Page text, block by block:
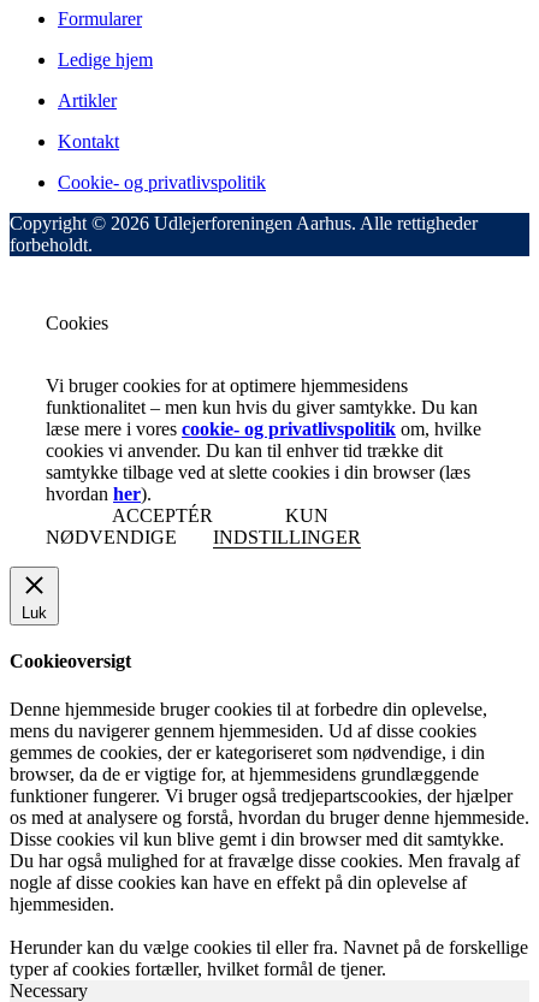
Formularer
Ledige hjem
Artikler
Kontakt
Cookie- og privatlivspolitik
Copyright © 2026 Udlejerforeningen Aarhus. Alle rettigheder
forbeholdt.
Cookies
Vi bruger cookies for at optimere hjemmesidens
funktionalitet – men kun hvis du giver samtykke. Du kan
læse mere i vores cookie- og privatlivspolitik om, hvilke
cookies vi anvender. Du kan til enhver tid trække dit
samtykke tilbage ved at slette cookies i din browser (læs
hvordan her).
ACCEPTÉR
KUN
NØDVENDIGE
INDSTILLINGER
Luk
Cookieoversigt
Denne hjemmeside bruger cookies til at forbedre din oplevelse,
mens du navigerer gennem hjemmesiden. Ud af disse cookies
gemmes de cookies, der er kategoriseret som nødvendige, i din
browser, da de er vigtige for, at hjemmesidens grundlæggende
funktioner fungerer. Vi bruger også tredjepartscookies, der hjælper
os med at analysere og forstå, hvordan du bruger denne hjemmeside.
Disse cookies vil kun blive gemt i din browser med dit samtykke.
Du har også mulighed for at fravælge disse cookies. Men fravalg af
nogle af disse cookies kan have en effekt på din oplevelse af
hjemmesiden.
Herunder kan du vælge cookies til eller fra. Navnet på de forskellige
typer af cookies fortæller, hvilket formål de tjener.
Necessary